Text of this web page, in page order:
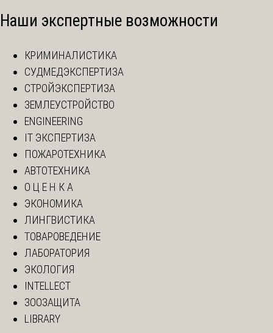
Наши экспертные возможности
КРИМИНАЛИСТИКА
СУДМЕДЭКСПЕРТИЗА
СТРОЙЭКСПЕРТИЗА
ЗЕМЛЕУСТРОЙСТВО
ENGINEERING
IT ЭКСПЕРТИЗА
ПОЖАРОТЕХНИКА
АВТОТЕХНИКА
О Ц Е Н К А
ЭКОНОМИКА
ЛИНГВИСТИКА
ТОВАРОВЕДЕНИЕ
ЛАБОРАТОРИЯ
ЭКОЛОГИЯ
INTELLECT
ЗООЗАЩИТА
LIBRARY